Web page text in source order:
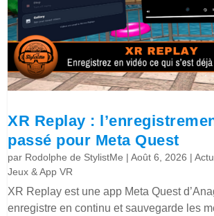
XR Replay :
passé pour Meta Quest
par Rodolphe de StylistMe |Août 6, 2026 |
Jeux & App VR
XR Replay est une app Meta Quest
enregistre en continu et sauvegarde les